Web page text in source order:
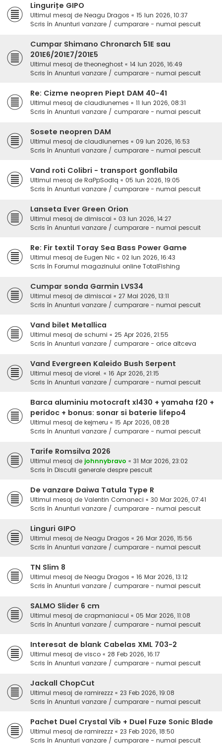
Lingurițe GIPO
Ultimul mesaj de Neagu Dragos « 15 Iun 2026, 10:37
Scris în Anunturi vanzare / cumparare - numai pescuit
Cumpar Shimano Chronarch 51E sau
201E6/201E7/201E5
Ultimul mesaj de theoneghost « 14 Iun 2026, 16:49
Scris în Anunturi vanzare / cumparare - numai pescuit
Re: Cizme neopren Piept DAM 40-41
Ultimul mesaj de claudiunemes « 11 Iun 2026, 08:31
Scris în Anunturi vanzare / cumparare - numai pescuit
Sosete neopren DAM
Ultimul mesaj de claudiunemes « 09 Iun 2026, 16:53
Scris în Anunturi vanzare / cumparare - numai pescuit
Vand roti Colibri - transport gonflabila
Ultimul mesaj de RaPpSodIq « 05 Iun 2026, 19:05
Scris în Anunturi vanzare / cumparare - numai pescuit
Lanseta Ever Green Orion
Ultimul mesaj de dimiscai « 03 Iun 2026, 14:27
Scris în Anunturi vanzare / cumparare - numai pescuit
Re: Fir textil Toray Sea Bass Power Game
Ultimul mesaj de Eugen Nic « 02 Iun 2026, 16:43
Scris în Forumul magazinului online TotalFishing
Cumpar sonda Garmin LVS34
Ultimul mesaj de dimiscai « 27 Mai 2026, 13:11
Scris în Anunturi vanzare / cumparare - numai pescuit
Vand bilet Metallica
Ultimul mesaj de schumi « 25 Apr 2026, 21:55
Scris în Anunturi vanzare / cumparare - orice altceva
Vand Evergreen Kaleido Bush Serpent
Ultimul mesaj de viorel. « 16 Apr 2026, 21:15
Scris în Anunturi vanzare / cumparare - numai pescuit
Barca aluminiu motocraft xl430 + yamaha f20 +
peridoc + bonus: sonar si baterie lifepo4
Ultimul mesaj de kejmeru « 15 Apr 2026, 08:28
Scris în Anunturi vanzare / cumparare - numai pescuit
Tarife Romsilva 2026
Ultimul mesaj de johnnybravo « 31 Mar 2026, 23:02
Scris în Discutii generale despre pescuit
De vanzare Daiwa Tatula Type R
Ultimul mesaj de Valentin Comaneci « 30 Mar 2026, 07:41
Scris în Anunturi vanzare / cumparare - numai pescuit
Linguri GIPO
Ultimul mesaj de Neagu Dragos « 26 Mar 2026, 15:56
Scris în Anunturi vanzare / cumparare - numai pescuit
TN Slim 8
Ultimul mesaj de Neagu Dragos « 16 Mar 2026, 13:12
Scris în Anunturi vanzare / cumparare - numai pescuit
SALMO Slider 6 cm
Ultimul mesaj de crapmaniacul « 05 Mar 2026, 11:08
Scris în Anunturi vanzare / cumparare - numai pescuit
Interesat de blank Cabelas XML 703-2
Ultimul mesaj de visco « 28 Feb 2026, 16:17
Scris în Anunturi vanzare / cumparare - numai pescuit
Jackall ChopCut
Ultimul mesaj de ramirezzz « 23 Feb 2026, 19:08
Scris în Anunturi vanzare / cumparare - numai pescuit
Pachet Duel Crystal Vib + Duel Fuze Sonic Blade
Ultimul mesaj de ramirezzz « 23 Feb 2026, 18:50
Scris în Anunturi vanzare / cumparare - numai pescuit